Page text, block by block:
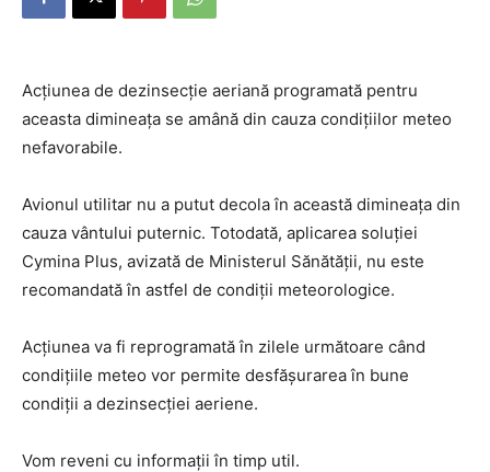
Acțiunea de dezinsecție aeriană programată pentru
aceasta dimineața se amână din cauza condițiilor meteo
nefavorabile.
Avionul utilitar nu a putut decola în această dimineața din
cauza vântului puternic. Totodată, aplicarea soluției
Cymina Plus, avizată de Ministerul Sănătății, nu este
recomandată în astfel de condiții meteorologice.
Acțiunea va fi reprogramată în zilele următoare când
condițiile meteo vor permite desfășurarea în bune
condiții a dezinsecției aeriene.
Vom reveni cu informații în timp util.